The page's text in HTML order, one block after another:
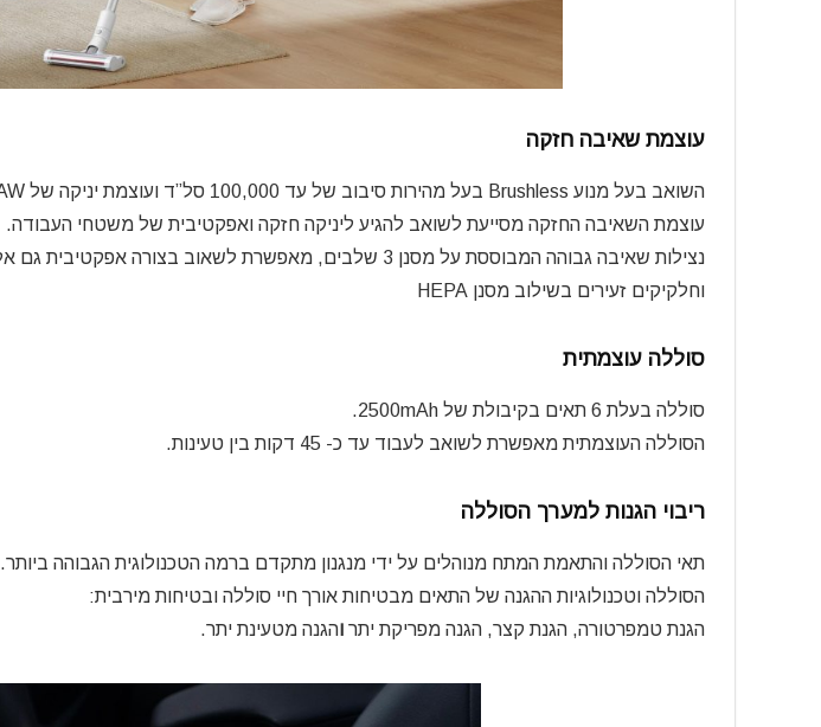
עוצמת שאיבה חזקה
השואב בעל מנוע Brushless בעל מהירות סיבוב של עד 100,000 סל”ד ועוצמת יניקה של 50AW
עוצמת השאיבה החזקה מסייעת לשואב להגיע ליניקה חזקה ואפקטיבית של משטחי העבודה.
נצילות שאיבה גבוהה המבוססת על מסנן 3 שלבים, מאפשרת לשאוב בצורה אפקטיבית גם אלרגנים
וחלקיקים זעירים בשילוב מסנן HEPA
סוללה עוצמתית
סוללה בעלת 6 תאים בקיבולת של 2500mAh
.
הסוללה העוצמתית מאפשרת לשואב לעבוד עד כ- 45 דקות בין טעינות.
ריבוי הגנות למערך הסוללה
תאי הסוללה והתאמת המתח מנוהלים על ידי מנגנון מתקדם ברמה הטכנולוגית הגבוהה ביותר.
הסוללה וטכנולוגיות ההגנה של התאים מבטיחות אורך חיי סוללה ובטיחות מירבית:
הגנת טמפרטורה, הגנת קצר, הגנה מפריקת יתר והגנה מטעינת יתר.